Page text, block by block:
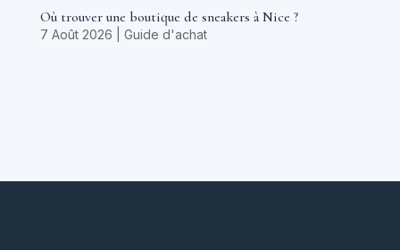
Où trouver une boutique de sneakers à Nice ?
7 Août 2026 Guide d'achat